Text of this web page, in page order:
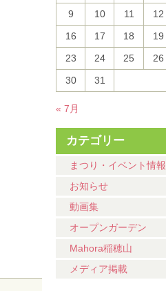
9
10 11 12
16
17 18 19
23
24 25 26
30
31
« 7月
カテゴリー
まつり・イベント情報
お知らせ
動画集
オープンガーデン
Mahora稲穂山
メディア掲載